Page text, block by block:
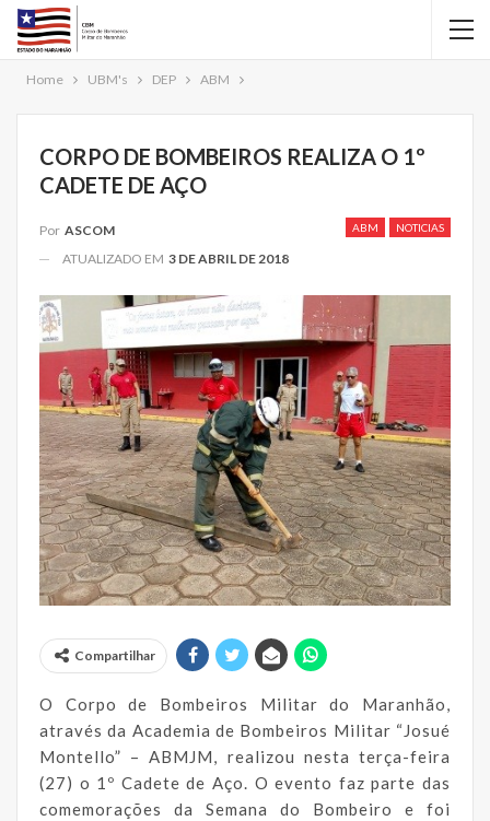
Home UBM's DEP ABM
CORPO DE BOMBEIROS REALIZA O 1º
CADETE DE AÇO
ABM NOTICIAS
Por ASCOM
ATUALIZADO EM 3 DE ABRIL DE 2018
Compartilhar
O Corpo de Bombeiros Militar do Maranhão,
através da Academia de Bombeiros Militar “Josué
Montello” – ABMJM, realizou nesta terça-feira
(27) o 1º Cadete de Aço. O evento faz parte das
comemorações da Semana do Bombeiro e foi